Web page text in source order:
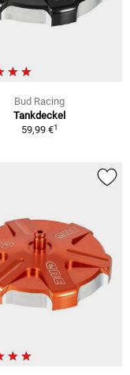
Bud Racing
Tankdeckel
59,99 €1